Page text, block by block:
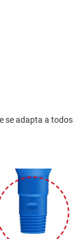
se adapta a todos